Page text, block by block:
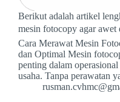
Berikut adalah artikel
mesin fotocopy agar
Cara Merawat Mesin
dan Optimal Mesin
penting dalam
usaha. Tanpa perawatan